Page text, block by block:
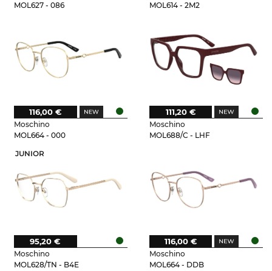
MOL627 - 086
MOL614 - 2M2
Moschino
MOL664 - 000
116,00 €
Moschino
MOL688/C - LHF
111,20 €
JUNIOR
Moschino
MOL628/TN - B4E
95,20 €
Moschino
MOL664 - DDB
116,00 €